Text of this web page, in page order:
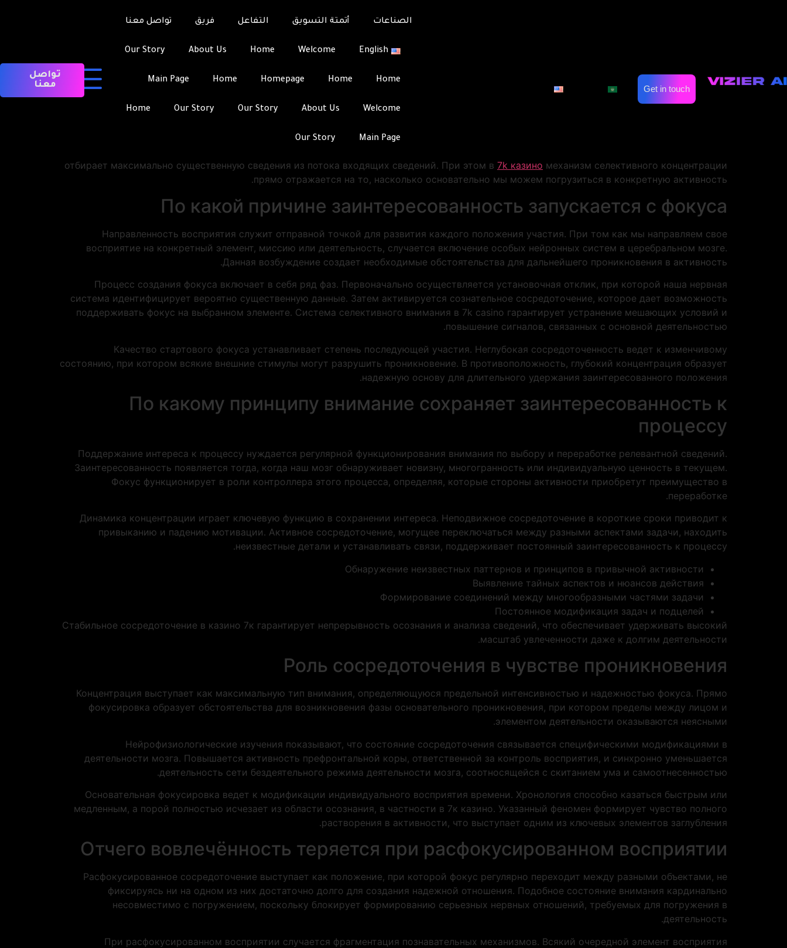
Get in touch
الصناعات أتمتة التسويق التفاعل فريق تواصل معنا
English
Welcome
Home
About Us
Our Story
Home
Home
Homepage
Home
Main Page
Welcome
About Us
Our Story
Our Story
Home
Main Page
Our Story
تواصل
معنا
Как фокус связано с вовлечённостью
Как фокус связано с вовлечённостью
Концентрация является основополагающий когнитивный процесс, который устанавливает качество нашего взаимодействия с окружающим
миром. В момент когда мы говорим о вовлечённости, мы означаем полное фазу погружения в процесс, при котором индивид абсолютно
сосредотачивается на текущем. Указанные два понятия тесно переплетены между собой, потому что именно возможность ориентировать и
отбирает максимально существенную сведения из потока входящих сведений. При этом в 7k казино механизм селективного концентрации
прямо отражается на то, насколько основательно мы можем погрузиться в конкретную активность.
По какой причине заинтересованность запускается с фокуса
Направленность восприятия служит отправной точкой для развития каждого положения участия. При том как мы направляем свое
восприятие на конкретный элемент, миссию или деятельность, случается включение особых нейронных систем в церебральном мозге.
Данная возбуждение создает необходимые обстоятельства для дальнейшего проникновения в активность.
Процесс создания фокуса включает в себя ряд фаз. Первоначально осуществляется установочная отклик, при которой наша нервная
система идентифицирует вероятно существенную данные. Затем активируется сознательное сосредоточение, которое дает возможность
поддерживать фокус на выбранном элементе. Система селективного внимания в 7k casino гарантирует устранение мешающих условий и
повышение сигналов, связанных с основной деятельностью.
Качество стартового фокуса устанавливает степень последующей участия. Неглубокая сосредоточенность ведет к изменчивому
состоянию, при котором всякие внешние стимулы могут разрушить проникновение. В противоположность, глубокий концентрация образует
надежную основу для длительного удержания заинтересованного положения.
По какому принципу внимание сохраняет заинтересованность к
процессу
Поддержание интереса к процессу нуждается регулярной функционирования внимания по выбору и переработке релевантной сведений.
Заинтересованность появляется тогда, когда наш мозг обнаруживает новизну, многогранность или индивидуальную ценность в текущем.
Фокус функционирует в роли контроллера этого процесса, определяя, которые стороны активности приобретут преимущество в
переработке.
Динамика концентрации играет ключевую функцию в сохранении интереса. Неподвижное сосредоточение в короткие сроки приводит к
привыканию и падению мотивации. Активное сосредоточение, могущее переключаться между разными аспектами задачи, находить
неизвестные детали и устанавливать связи, поддерживает постоянный заинтересованность к процессу.
Обнаружение неизвестных паттернов и принципов в привычной активности
Выявление тайных аспектов и нюансов действия
Формирование соединений между многообразными частями задачи
Постоянное модификация задач и подцелей
Стабильное сосредоточение в казино 7к гарантирует непрерывность осознания и анализа сведений, что обеспечивает удерживать высокий
масштаб увлеченности даже к долгим деятельности.
Роль сосредоточения в чувстве проникновения
Концентрация выступает как максимальную тип внимания, определяющуюся предельной интенсивностью и надежностью фокуса. Прямо
фокусировка образует обстоятельства для возникновения фазы основательного проникновения, при котором пределы между лицом и
элементом деятельности оказываются неясными.
Нейрофизиологические изучения показывают, что состояние сосредоточения связывается специфическими модификациями в
деятельности мозга. Повышается активность префронтальной коры, ответственной за контроль восприятия, и синхронно уменьшается
деятельность сети бездеятельного режима деятельности мозга, соотносящейся с скитанием ума и самоотнесенностью.
Основательная фокусировка ведет к модификации индивидуального восприятия времени. Хронология способно казаться быстрым или
медленным, а порой полностью исчезает из области осознания, в частности в 7к казино. Указанный феномен формирует чувство полного
растворения в активности, что выступает одним из ключевых элементов заглубления.
Отчего вовлечённость теряется при расфокусированном восприятии
Расфокусированное сосредоточение выступает как положение, при которой фокус регулярно переходит между разными объектами, не
фиксируясь ни на одном из них достаточно долго для создания надежной отношения. Подобное состояние внимания кардинально
несовместимо с погружением, поскольку блокирует формированию серьезных нервных отношений, требуемых для погружения в
деятельность.
При расфокусированном восприятии случается фрагментация познавательных механизмов. Всякий очередной элемент восприятия